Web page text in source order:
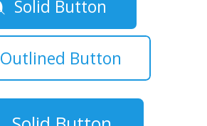
Solid Button
Outlined Button